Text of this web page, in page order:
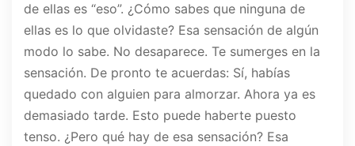
de ellas es “eso”. ¿Cómo sabes que ninguna de
ellas es lo que olvidaste? Esa sensación de algún
modo lo sabe. No desaparece. Te sumerges en la
sensación. De pronto te acuerdas: Sí, habías
quedado con alguien para almorzar. Ahora ya es
demasiado tarde. Esto puede haberte puesto
tenso. ¿Pero qué hay de esa sensación? Esa